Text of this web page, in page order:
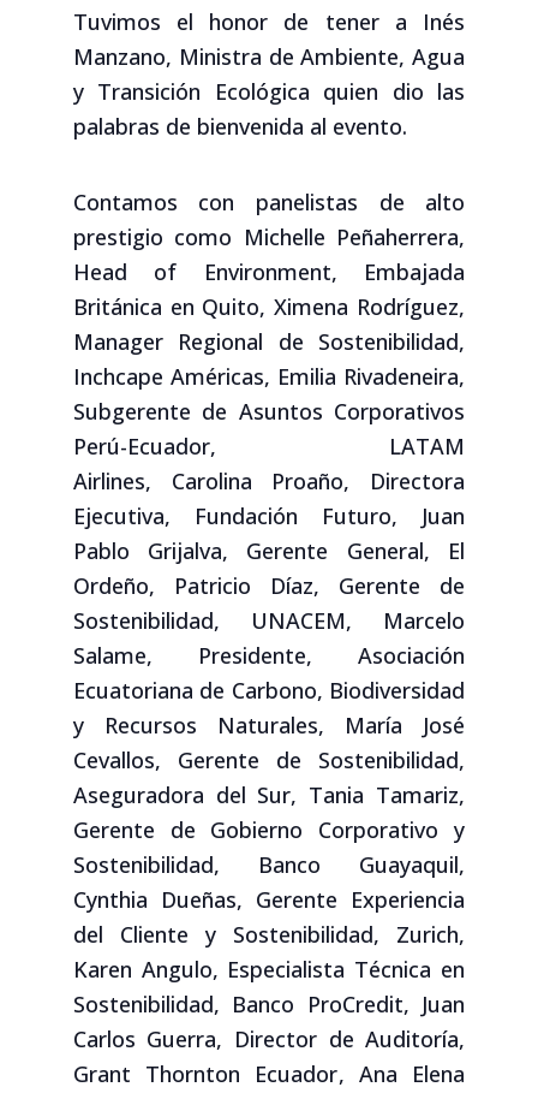
Tuvimos el honor de tener a Inés
Manzano, Ministra de Ambiente, Agua
y Transición Ecológica quien dio las
palabras de bienvenida al evento.
Contamos con panelistas de alto
prestigio como Michelle Peñaherrera,
Head of Environment, Embajada
Británica en Quito,Ximena Rodríguez,
Manager Regional de Sostenibilidad,
Inchcape Américas, Emilia Rivadeneira,
Subgerente de Asuntos Corporativos
Perú-Ecuador, LATAM
Airlines,
Carolina Proaño, Directora
Ejecutiva, Fundación Futuro, Juan
Pablo Grijalva, Gerente General, El
Ordeño,
Patricio Díaz, Gerente de
Sostenibilidad, UNACEM, Marcelo
Salame, Presidente, Asociación
Ecuatoriana de Carbono, Biodiversidad
y Recursos Naturales, María José
Cevallos, Gerente de Sostenibilidad,
Aseguradora del Sur, Tania Tamariz,
Gerente de Gobierno Corporativo y
Sostenibilidad, Banco Guayaquil,
Cynthia Dueñas, Gerente Experiencia
del Cliente y Sostenibilidad, Zurich,
Karen Angulo, Especialista Técnica en
Sostenibilidad, Banco ProCredit, Juan
Carlos Guerra, Director de Auditoría,
Grant Thornton Ecuador, Ana Elena